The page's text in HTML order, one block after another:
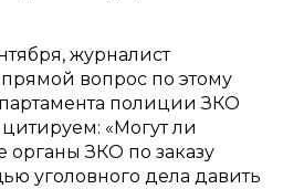
журналист
вопрос по этому
полиции ЗКО
«Могут ли
органы ЗКО по заказу
уголовного дела давить